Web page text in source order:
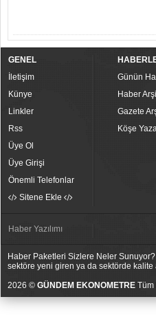
GENEL
İletişim
Künye
Linkler
Rss
Üye Ol
Üye Girişi
Önemli Telefonlar
Sitene Ekle
Günün
Haber
Gazete
Köşe
Haber Yazılımı
Haber Paketleri Sizlere Neler
sektöre yeni giren ya da sektörde
2026 © GÜNDEM EKONOMETRE Tüm